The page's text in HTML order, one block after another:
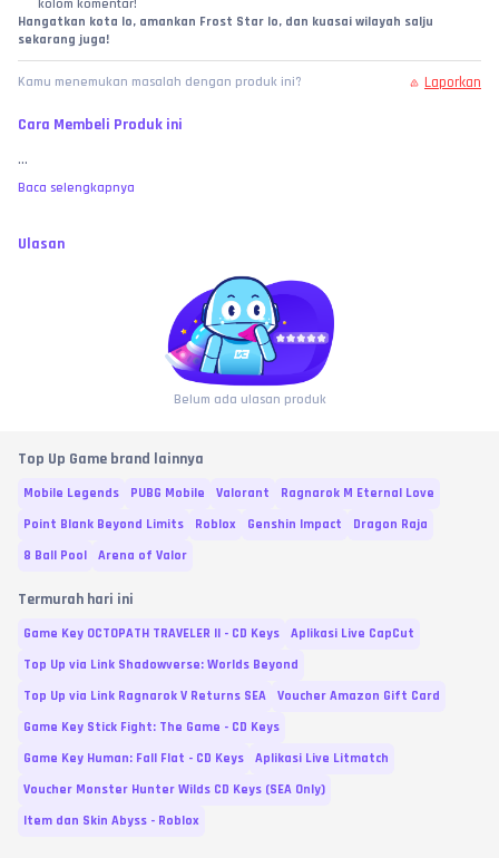
kolom komentar!
Hangatkan kota lo, amankan Frost Star lo, dan kuasai wilayah salju
sekarang juga!
Kamu menemukan masalah dengan produk ini? Laporkan
Cara Membeli Produk ini
...
Baca selengkapnya
Ulasan
Belum ada ulasan produk
Top Up Game brand lainnya
Mobile Legends PUBG Mobile Valorant
Ragnarok M Eternal Love
Point Blank Beyond Limits
Roblox Genshin Impact
Dragon Raja
8 Ball Pool
Arena of Valor
Termurah hari ini
Game Key OCTOPATH TRAVELER II - CD Keys
Aplikasi Live CapCut
Top Up via Link Shadowverse: Worlds Beyond
Top Up via Link Ragnarok V Returns SEA
Voucher Amazon Gift Card
Game Key Stick Fight: The Game - CD Keys
Game Key Human: Fall Flat - CD Keys
Aplikasi Live Litmatch
Voucher Monster Hunter Wilds CD Keys (SEA Only)
Item dan Skin Abyss - Roblox